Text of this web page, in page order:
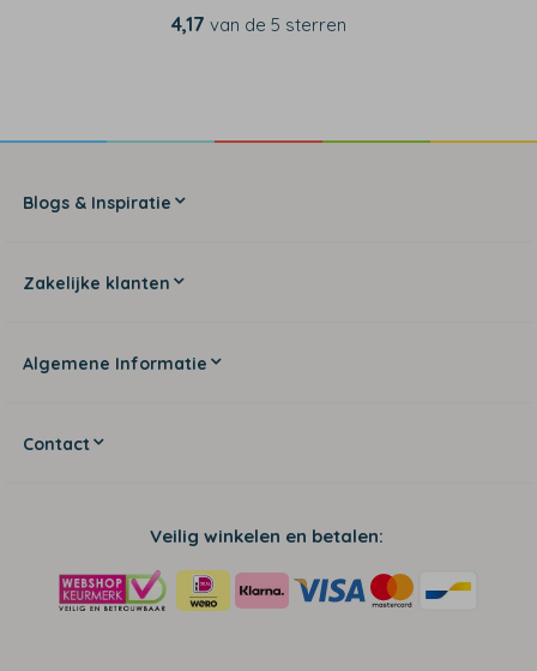
4,17 van de 5 sterren
Blogs & Inspiratie
Zakelijke klanten
Algemene Informatie
Contact
Veilig winkelen en betalen: